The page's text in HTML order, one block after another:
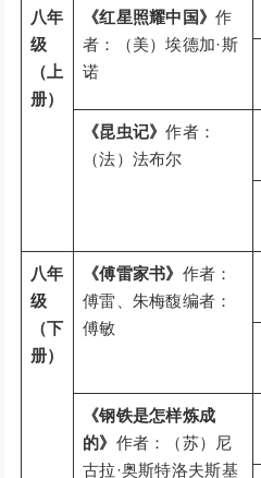
八年
级
（上
册）
《红星照耀中国》作
者：（美）埃德加·斯
诺
《昆虫记》作者：
（法）法布尔
八年
级
（下
册）
《傅雷家书》 作者：
傅雷、朱梅馥编者：
傅敏
《钢铁是怎样炼成
的》 作者：（苏）尼
古拉·奥斯特洛夫斯基